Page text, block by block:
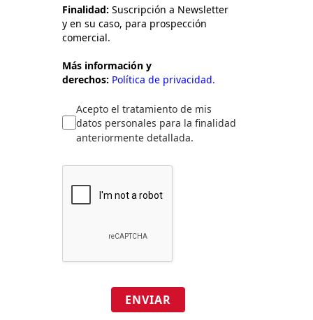
Finalidad: Suscripción a Newsletter
y en su caso, para prospección
comercial.
Más información y
derechos: Política de privacidad.
Acepto el tratamiento de mis
datos personales para la finalidad
anteriormente detallada.
ENVIAR